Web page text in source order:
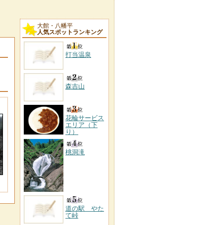
大館・八幡平
人気スポットランキング
打当温泉
森吉山
花輪サービス
エリア（下
り）
桃洞滝
道の駅 やた
て峠